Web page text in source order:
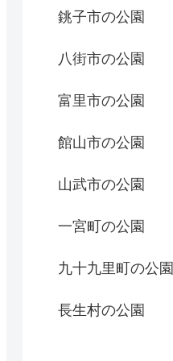
銚子市の公園
八街市の公園
富里市の公園
館山市の公園
山武市の公園
一宮町の公園
九十九里町の公園
長生村の公園